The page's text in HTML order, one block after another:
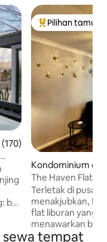
rata 5,0 dari 5, 170
Pilihan tamu
Pilihan tamu
Kondominium di
re
The Haven Flat
yang nyaman,
Terletak di pusat
menakjubkan,
flat liburan yang
menawarkan
menjelajahi salah
sewa tempat